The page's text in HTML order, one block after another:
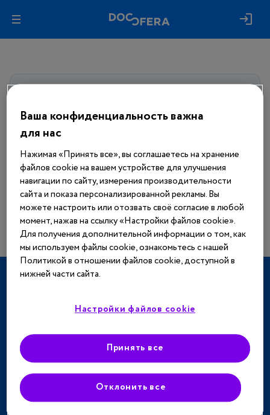
ко всем материалам сайта
Еще нет аккаунта?
Зарегистрироваться
ТЕРАПЕВТИЧЕСКИЕ НАПРАВЛЕНИЯ
СПЕЦПРОЕКТЫ
МЕРОПРИЯТИЯ
ПРЕПАРАТЫ
ИССЛЕДОВАНИЯ И СТАТЬИ
Ваша конфиденциальность важна
для нас
Нажимая «Принять все», вы соглашаетесь на хранение
файлов cookie на вашем устройстве для улучшения
навигации по сайту, измерения производительности
сайта и показа персонализированной рекламы. Вы
можете настроить или отозвать своё согласие в любой
момент, нажав на ссылку «Настройки файлов cookie».
Для получения дополнительной информации о том, как
мы используем файлы cookie, ознакомьтесь с нашей
Политикой в отношении файлов cookie, доступной в
нижней части сайта.
Настройки файлов cookie
Отклонить все
Принять все